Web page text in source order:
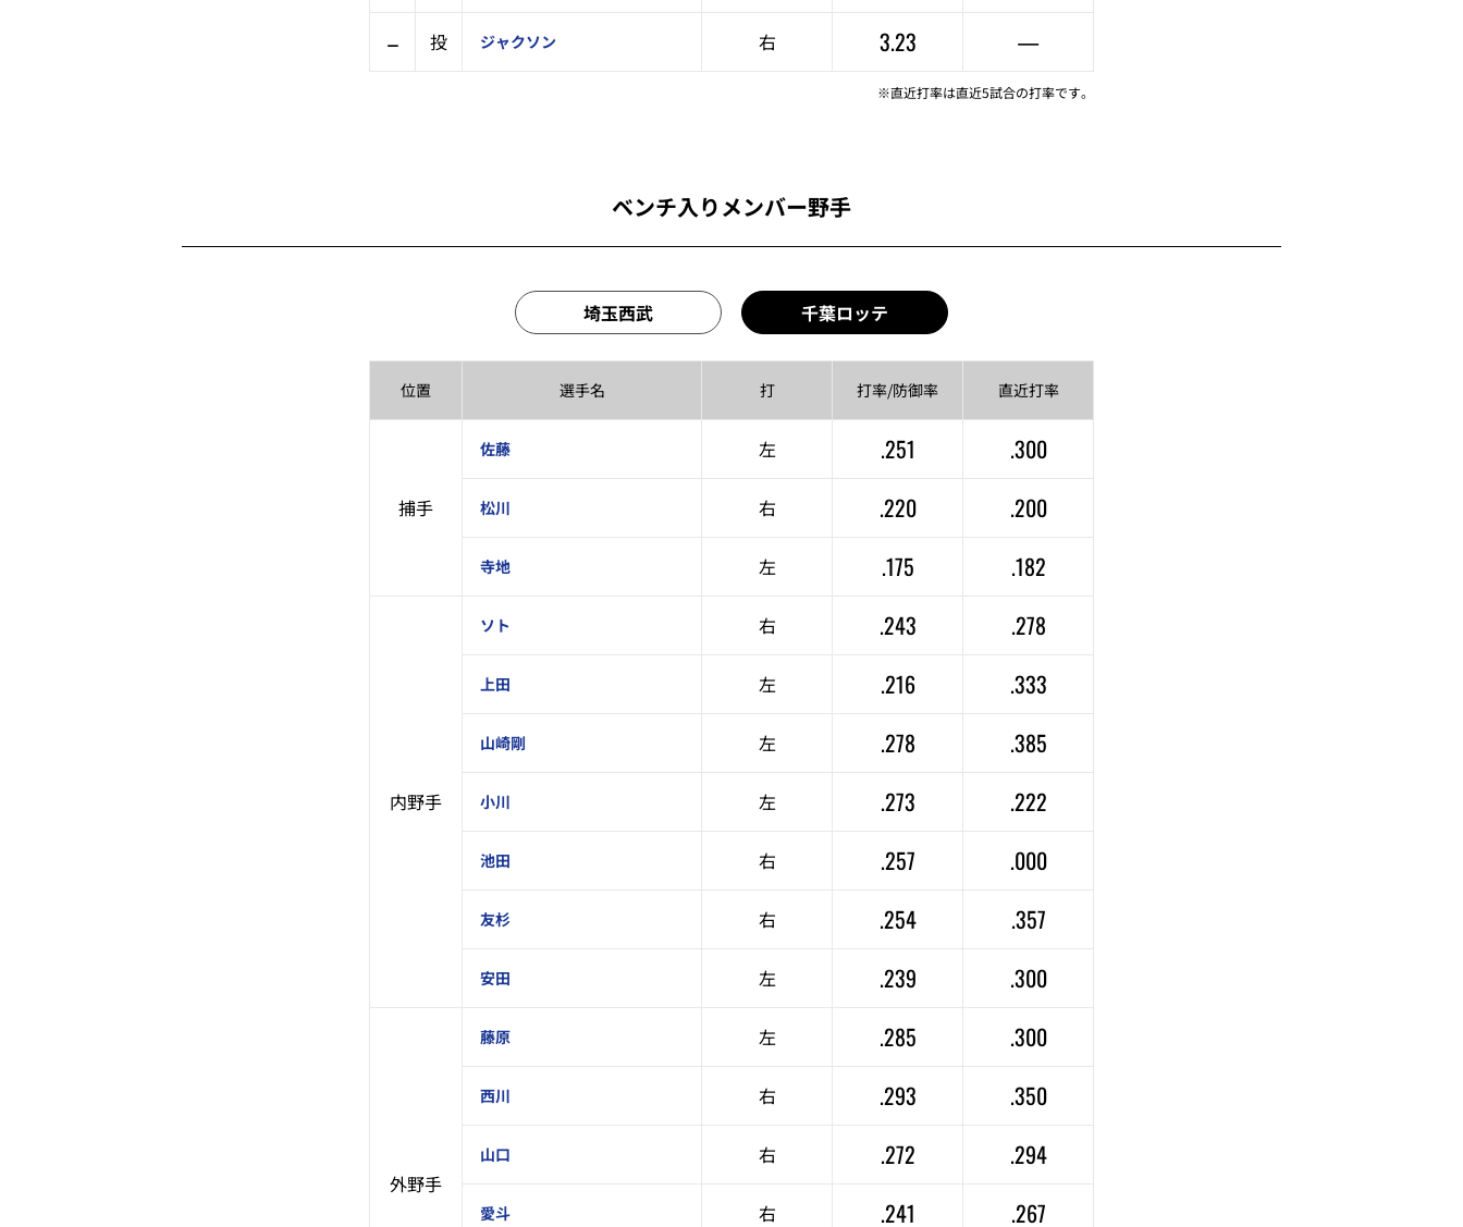
–
投 ジャクソン 右 3.23 —
※直近打率は直近5試合の打率です。
ベンチ入りメンバー野手
埼玉西武 千葉ロッテ
位置 選手名 打 打率/防御率 直近打率
捕手
佐藤 左 .251 .300
松川 右 .220 .200
寺地 左 .175 .182
内野手
ソト 右 .243 .278
上田 左 .216 .333
山崎剛 左 .278 .385
小川 左 .273 .222
池田 右 .257 .000
友杉 右 .254 .357
安田 左 .239 .300
外野手
藤原 左 .285 .300
西川 右 .293 .350
山口 右 .272 .294
愛斗 右 .241 .267